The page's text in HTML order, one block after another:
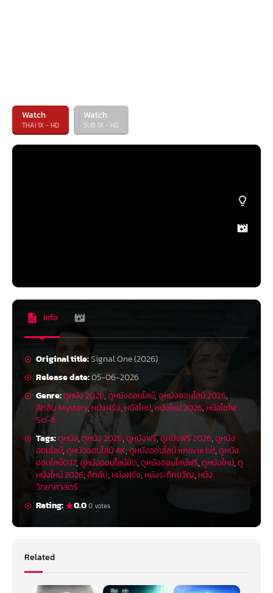
Watch
THAI 1X - HD
Watch
SUB 1X - HD
Info
Original title:Signal One (2026)
Release date:05-06-2026
Genre:ดูหนัง 2026,ดูหนังออนไลน์,ดูหนังออนไลน์ 2026,
ลึกลับ Mystery,หนังฝรั่ง, หนังใหม่,หนังใหม่ 2026, หนังไซไฟ
Sci-fi
Tags:ดูหนัง,ดูหนัง 2026,ดูหนังฟรี,ดูหนังฟรี 2026,ดูหนัง
ออนไลน์,ดูหนังออนไลน์ 4K,ดูหนังออนไลน์ imovie hd,ดูหนัง
ออนไลน์037,ดูหนังออนไลน์ชัด,ดูหนังออนไลน์ฟรี,ดูหนังใหม่,ดู
หนังใหม่ 2026,ลึกลับ, หนังฝรั่ง, หนังระทึกขวัญ, หนัง
วิทยาศาสตร์
Rating:
0.00 votes
Related